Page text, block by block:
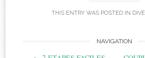
THIS ENTRY WAS POSTED IN
NAVIGATION